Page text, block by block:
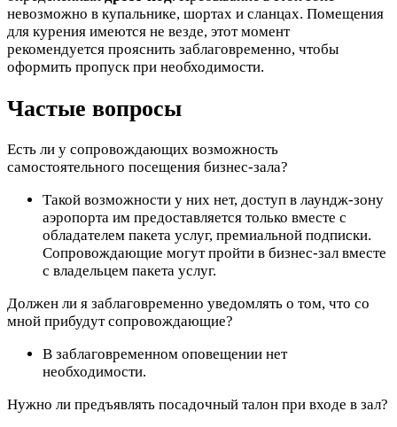
невозможно в купальнике, шортах и сланцах. Помещения
для курения имеются не везде, этот момент
рекомендуется прояснить заблаговременно, чтобы
оформить пропуск при необходимости.
Частые вопросы
Есть ли у сопровождающих возможность
самостоятельного посещения бизнес-зала?
Такой возможности у них нет, доступ в лаундж-зону
аэропорта им предоставляется только вместе с
обладателем пакета услуг, премиальной подписки.
Сопровождающие могут пройти в бизнес-зал вместе
с владельцем пакета услуг.
Должен ли я заблаговременно уведомлять о том, что со
мной прибудут сопровождающие?
В заблаговременном оповещении нет
необходимости.
Нужно ли предъявлять посадочный талон при входе в зал?